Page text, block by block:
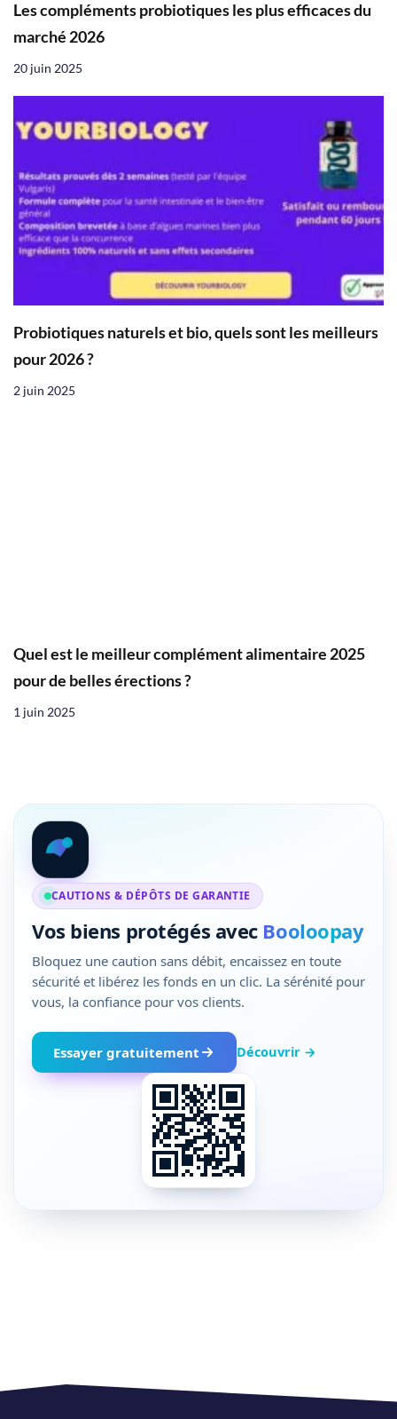
Les compléments probiotiques les plus efficaces du
marché 2026
20 juin 2025
Probiotiques naturels et bio, quels sont les meilleurs
pour 2026 ?
2 juin 2025
Quel est le meilleur complément alimentaire 2025
pour de belles érections ?
1 juin 2025
CAUTIONS & DÉPÔTS DE GARANTIE
Vos biens protégés avec Booloopay
Bloquez une caution sans débit, encaissez en toute
sécurité et libérez les fonds en un clic. La sérénité pour
vous, la confiance pour vos clients.
Essayer gratuitement Découvrir →